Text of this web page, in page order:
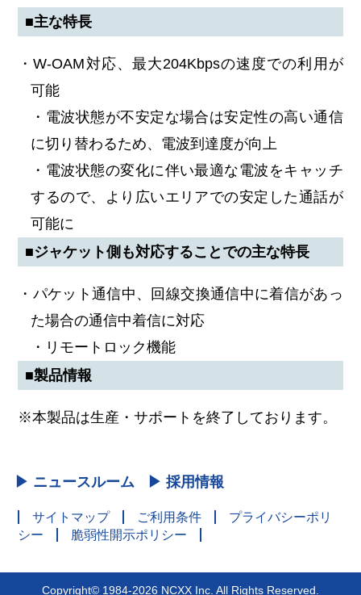
■主な特長
・W-OAM対応、最大204Kbpsの速度での利用が
可能
・電波状態が不安定な場合は安定性の高い通信
に切り替わるため、電波到達度が向上
・電波状態の変化に伴い最適な電波をキャッチ
するので、より広いエリアでの安定した通話が
可能に
■ジャケット側も対応することでの主な特長
・パケット通信中、回線交換通信中に着信があっ
た場合の通信中着信に対応
・リモートロック機能
■製品情報
※本製品は生産・サポートを終了しております。
▶ ニュースルーム ▶ 採用情報
サイトマップ ご利用条件
プライバシーポリ
シー
脆弱性開示ポリシー
Copyright© 1984-2026 NCXX Inc. All Rights Reserved.